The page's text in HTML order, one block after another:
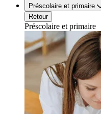
Préscolaire et primaire
Retour
Préscolaire et primaire